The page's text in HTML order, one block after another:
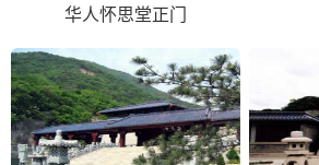
华人怀思堂正门